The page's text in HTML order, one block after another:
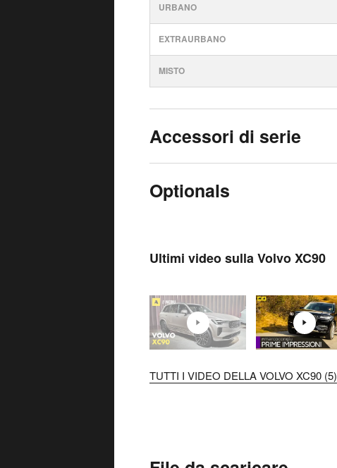
URBANO
EXTRAURBANO
MISTO
Accessori di serie
Optionals
Ultimi video sulla Volvo XC90
TUTTI I VIDEO DELLA VOLVO XC90 (5)